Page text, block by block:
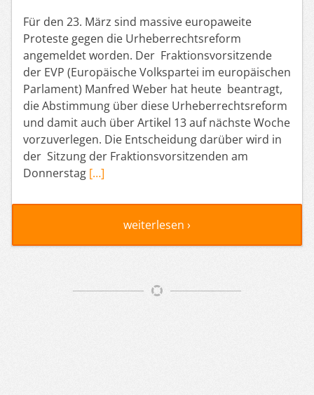
Für den 23. März sind massive europaweite
Proteste gegen die Urheberrechtsreform
angemeldet worden. Der Fraktionsvorsitzende
der EVP (Europäische Volkspartei im europäischen
Parlament) Manfred Weber hat heute beantragt,
die Abstimmung über diese Urheberrechtsreform
und damit auch über Artikel 13 auf nächste Woche
vorzuverlegen. Die Entscheidung darüber wird in
der Sitzung der Fraktionsvorsitzenden am
Donnerstag […]
weiterlesen ›